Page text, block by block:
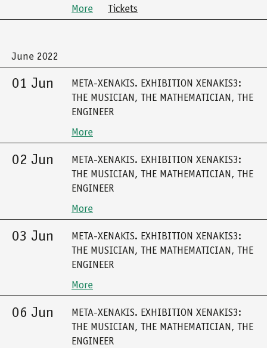
More Tickets
June 2022
01 Jun
META-XENAKIS. EXHIBITION XENAKIS3:
THE MUSICIAN, THE MATHEMATICIAN, THE
ENGINEER
More
02 Jun
META-XENAKIS. EXHIBITION XENAKIS3:
THE MUSICIAN, THE MATHEMATICIAN, THE
ENGINEER
More
03 Jun
META-XENAKIS. EXHIBITION XENAKIS3:
THE MUSICIAN, THE MATHEMATICIAN, THE
ENGINEER
More
06 Jun
META-XENAKIS. EXHIBITION XENAKIS3:
THE MUSICIAN, THE MATHEMATICIAN, THE
ENGINEER